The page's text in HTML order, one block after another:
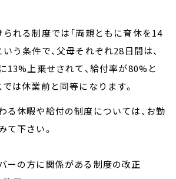
れる制度では「両親ともに育休を14
う条件で、父母それぞれ28日間は、
13%上乗せされて、給付率が80%と
では休業前と同等になります。
る休暇や給付の制度については、お勤
て下さい。
ーの方に関係がある制度の改正